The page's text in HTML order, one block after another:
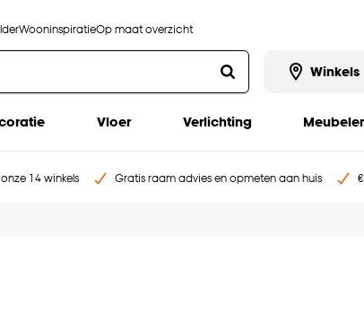
WooninspiratieOp maat overzicht
Winkels
Vloer Verlichting
14 winkels Gratis raam advies en opmeten aan huis